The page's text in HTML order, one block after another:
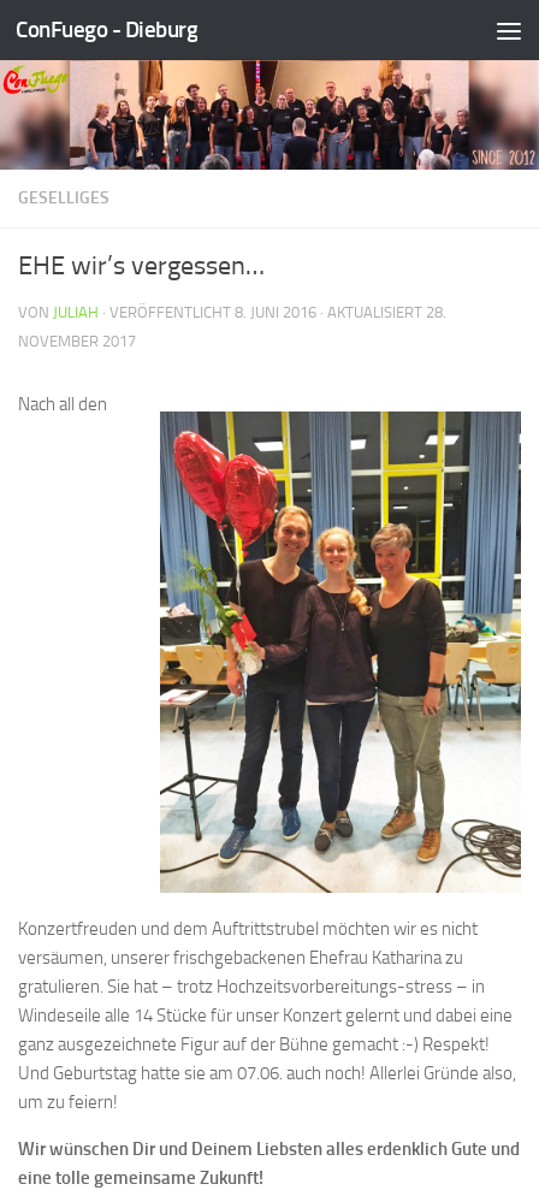
Zum Inhalt springen
ConFuego - Dieburg
GESELLIGES
EHE wir’s vergessen…
VON JULIAH · VERÖFFENTLICHT 8. JUNI 2016 · AKTUALISIERT 28.
NOVEMBER 2017
Nach all den
Konzertfreuden und dem Auftrittstrubel möchten wir es nicht
versäumen, unserer frischgebackenen Ehefrau Katharina zu
gratulieren. Sie hat – trotz Hochzeitsvorbereitungs-stress – in
Windeseile alle 14 Stücke für unser Konzert gelernt und dabei eine
ganz ausgezeichnete Figur auf der Bühne gemacht :-) Respekt!
Und Geburtstag hatte sie am 07.06. auch noch! Allerlei Gründe also,
um zu feiern!
Wir wünschen Dir und Deinem Liebsten alles erdenklich Gute und
eine tolle gemeinsame Zukunft!